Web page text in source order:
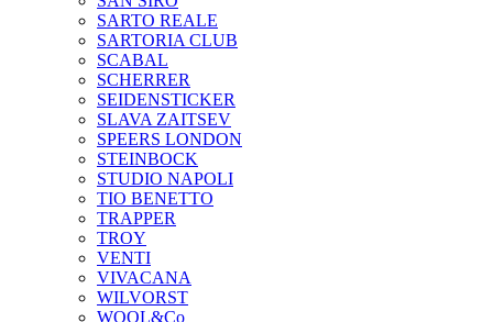
SARTO REALE
SARTORIA CLUB
SCABAL
SCHERRER
SEIDENSTICKER
SLAVA ZAITSEV
SPEERS LONDON
STEINBOCK
STUDIO NAPOLI
TIO BENETTO
TRAPPER
TROY
VENTI
VIVACANA
WILVORST
WOOL&Co